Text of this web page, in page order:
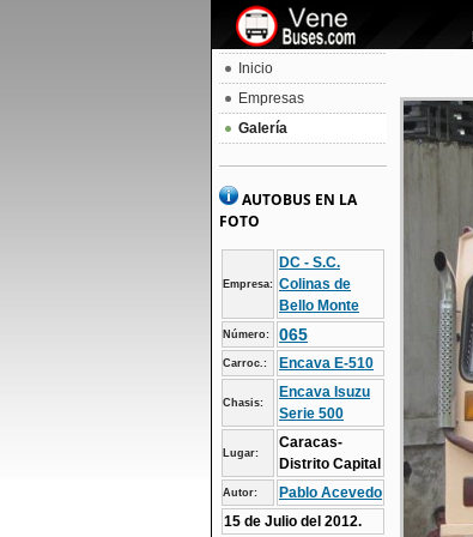
Inicio
Empresas
Galería
AUTOBUS EN LA
FOTO
Empresa:
DC - S.C.
Colinas de
Bello Monte
Número: 065
Carroc.: Encava E-510
Chasis:
Encava Isuzu
Serie 500
Lugar:
Caracas-
Distrito Capital
Autor:
Pablo Acevedo
15 de Julio del 2012.